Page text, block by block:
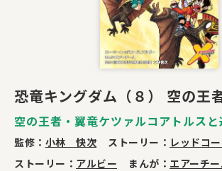
恐竜キングダム（８） 空の王
空の王者・翼竜ケツァルコアトルスと
監修： 小林 快次 ストーリー： レッドコ
ストーリー： アルビー まんが： エアーチ